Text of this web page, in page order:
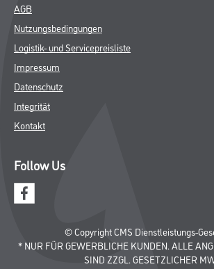
AGB
Nutzungsbedingungen
Logistik- und Servicepreisliste
Impressum
Datenschutz
Integrität
Kontakt
Follow Us
© Copyright CMS Dienstleistungs-
* NUR FÜR GEWERBLICHE KUNDEN. ALLE
SIND ZZGL. GESETZLICHER